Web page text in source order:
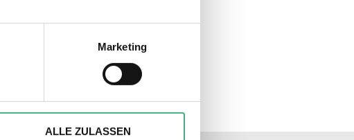
sein können
Sie Ihre Präferenzen imAbschnitt
Funktionen anbieten zu können und
zu Ihrer Verwendung unserer
Marketing
ALLE ZULASSEN
Völklingen | WDR 3
Resonanzen